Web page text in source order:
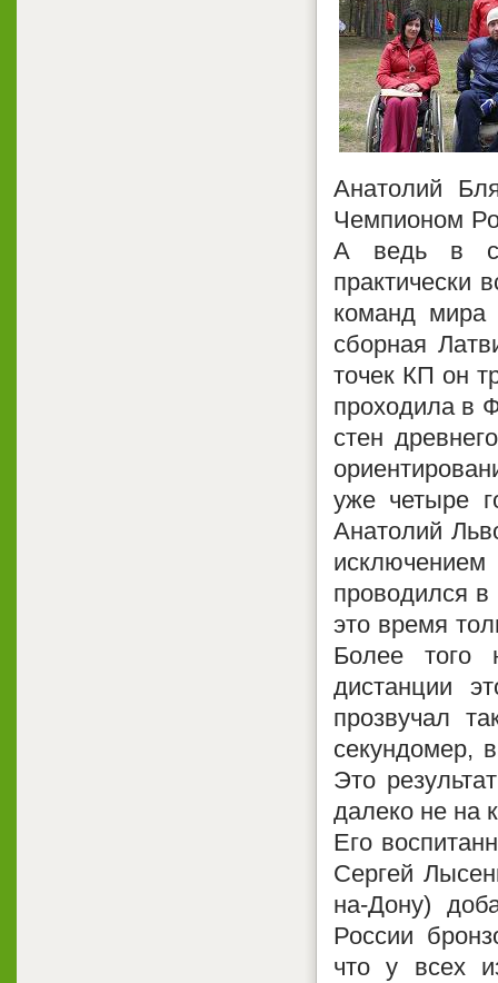
Анатолий
Чемпионом
А ведь в
практически
команд мира
сборная
точек КП он
проходила в
стен
уже четыре
Анатолий
проводился
это время
Более того
дистанции
прозвучал
секундомер,
Это
далеко не на
Его
Сергей
на-Дону)
России
что у всех